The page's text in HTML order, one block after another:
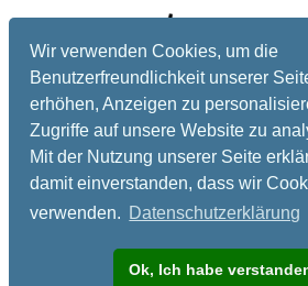
Wir verwenden Cookies, um die
Benutzerfreundlichkeit unserer
erhöhen, Anzeigen zu
Zugriffe auf unsere Website zu
Mit der Nutzung unserer Seite
damit einverstanden, dass wir
verwenden. Datenschutzerklärung
Ok, Ich habe
Registrieren